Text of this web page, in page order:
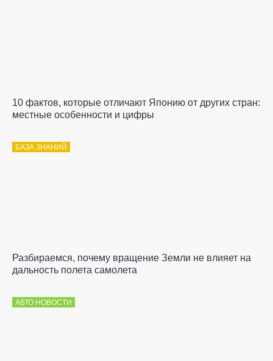
10 фактов, которые отличают Японию от других стран:
местные особенности и цифры
БАЗА ЗНАНИЙ
Разбираемся, почему вращение Земли не влияет на
дальность полета самолета
АВТО НОВОСТИ